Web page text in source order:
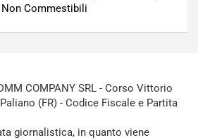
Commestibili
COMPANY SRL - Corso Vittorio
(FR) - Codice Fiscale e Partita
giornalistica, in quanto viene